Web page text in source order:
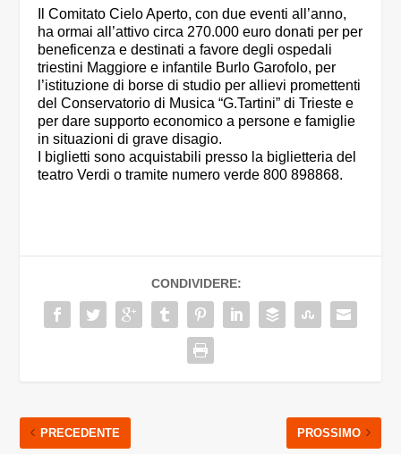
Il Comitato Cielo Aperto, con due eventi all’anno,
ha ormai all’attivo circa 270.000 euro donati per per
beneficenza e destinati a favore degli ospedali
triestini Maggiore e infantile Burlo Garofolo, per
l’istituzione di borse di studio per allievi promettenti
del Conservatorio di Musica “G.Tartini” di Trieste e
per dare supporto economico a persone e famiglie
in situazioni di grave disagio.
I biglietti sono acquistabili presso la biglietteria del
teatro Verdi o tramite numero verde 800 898868.
CONDIVIDERE:
PRECEDENTE PROSSIMO